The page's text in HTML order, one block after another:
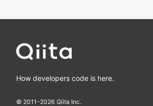
How developers code is here.
© 2011-2026 Qiita Inc.